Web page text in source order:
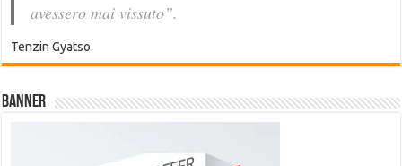
avessero mai vissuto”.
Tenzin Gyatso.
Banner